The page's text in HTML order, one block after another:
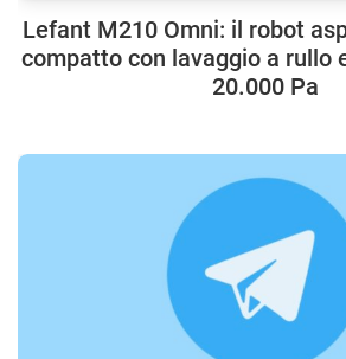
Lefant M210 Omni: il robot
compatto con lavaggio a rullo
20.000 Pa